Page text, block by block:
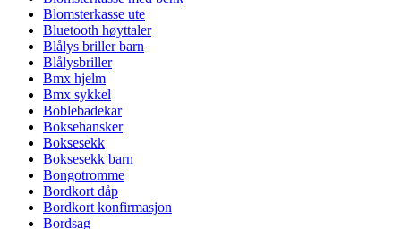
Blomsterkasse ute
Bluetooth høyttaler
Blålys briller barn
Blålysbriller
Bmx hjelm
Bmx sykkel
Boblebadekar
Boksehansker
Boksesekk
Boksesekk barn
Bongotromme
Bordkort dåp
Bordkort konfirmasjon
Bordsag